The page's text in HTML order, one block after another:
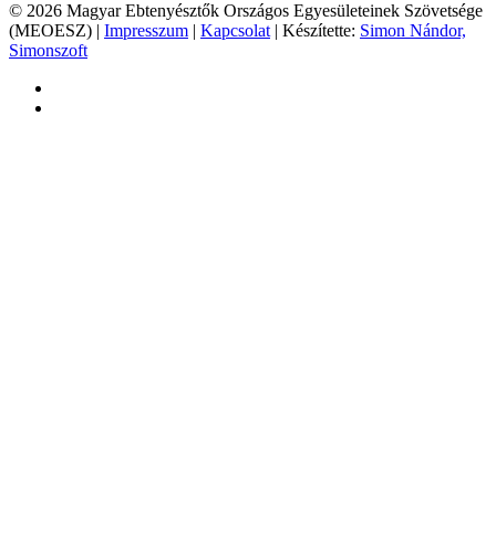
© 2026 Magyar Ebtenyésztők Országos Egyesületeinek Szövetsége
(MEOESZ) | Impresszum | Kapcsolat | Készítette: Simon Nándor,
Simonszoft